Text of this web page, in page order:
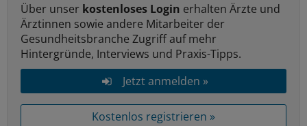
Über unser kostenloses Login erhalten Ärzte und
Ärztinnen sowie andere Mitarbeiter der
Gesundheitsbranche Zugriff auf mehr
Hintergründe, Interviews und Praxis-Tipps.
Jetzt anmelden »
Kostenlos registrieren »